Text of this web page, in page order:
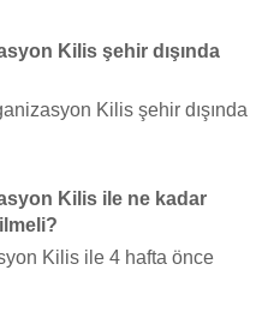
Kilis şehir dışında
Kilis şehir dışında
Kilis ile ne kadar
Kilis ile 4 hafta önce